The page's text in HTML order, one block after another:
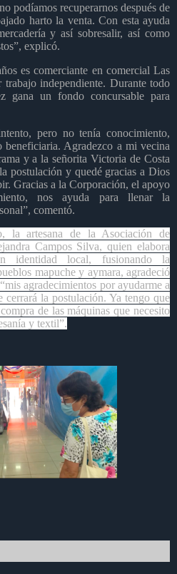
podíamos recuperarnos después de
harto la venta. Con esta ayuda
y así sobresalir, así como
explicó.
es comerciante en comercial Las
trabajo independiente. Durante todo
gana un fondo concursable para
pero no tenía conocimiento,
beneficiaria. Agradezco a mi vecina
y a la señorita Victoria de Costa
postulación y quedé gracias a Dios
Gracias a la Corporación, el apoyo
nos ayuda para llenar la
comentó.
la artesana de la Asociación de
Campos Silva, quien elabora
identidad local, fusionando la
mapuche y aymara, agradeció
agradecimientos por ayudarme a
cerrará la postulación. Ya tengo que
de las máquinas que necesito
y textil”.